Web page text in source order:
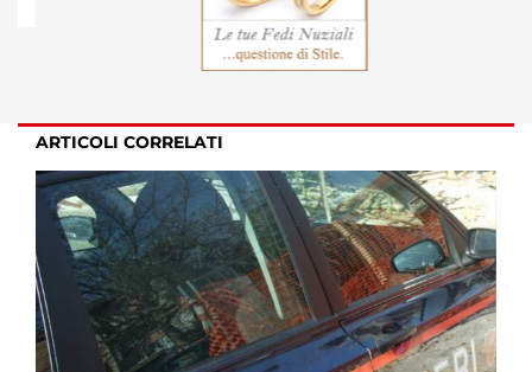
ARTICOLI CORRELATI